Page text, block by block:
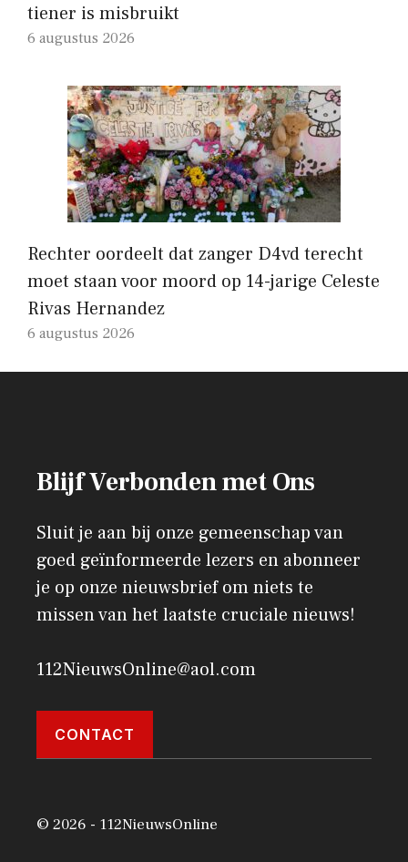
tiener is misbruikt
6 augustus 2026
Rechter oordeelt dat zanger D4vd terecht
moet staan ​​voor moord op 14-jarige Celeste
Rivas Hernandez
6 augustus 2026
Blijf Verbonden met Ons
Sluit je aan bij onze gemeenschap van
goed geïnformeerde lezers en abonneer
je op onze nieuwsbrief om niets te
missen van het laatste cruciale nieuws!
112NieuwsOnline@aol.com
CONTACT
© 2026 - 112NieuwsOnline